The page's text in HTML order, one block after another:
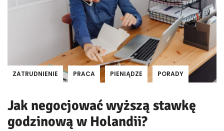
ZATRUDNIENIE PRACA PIENIĄDZE PORADY
Jak negocjować wyższą stawkę
godzinową w Holandii?